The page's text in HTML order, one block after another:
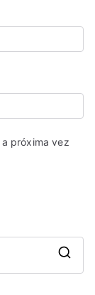
próxima vez